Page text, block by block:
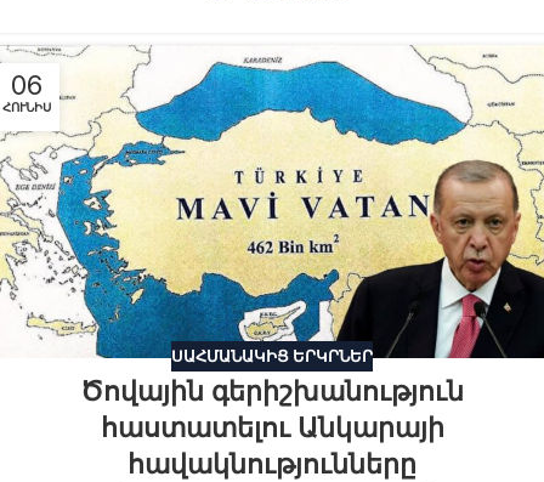
06
ՀՈՒՆԻՍ
ՍԱՀՄԱՆԱԿԻՑ ԵՐԿՐՆԵՐ
Ծովային գերիշխանություն
հաստատելու Անկարայի
հավակնությունները